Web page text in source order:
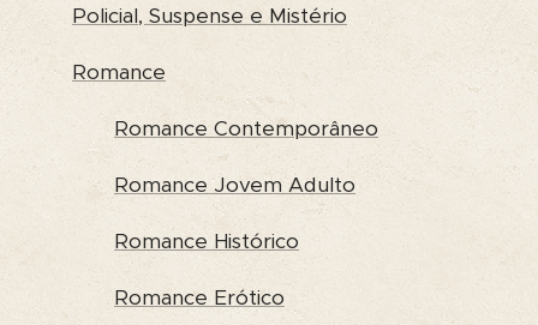
Policial, Suspense e Mistério
Romance
Romance Contemporâneo
Romance Jovem Adulto
Romance Histórico
Romance Erótico